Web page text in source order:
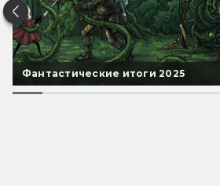
Фантастические итоги 2025